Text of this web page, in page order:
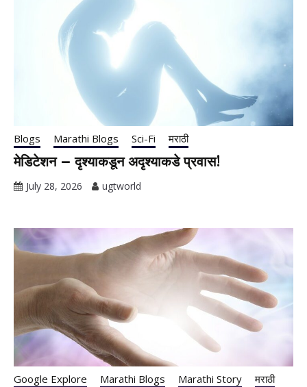
Blogs Marathi Blogs Sci-Fi मराठी
मेडिटेशन – दृश्याकडून अदृश्याकडे प्रवास!
July 28, 2026 ugtworld
Google Explore Marathi Blogs Marathi Story
मराठी